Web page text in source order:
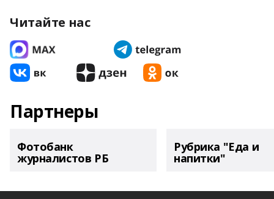
Читайте нас
Партнеры
Фотобанк
журналистов РБ
Рубрика "Еда и
напитки"